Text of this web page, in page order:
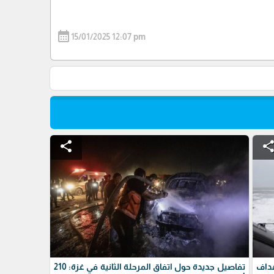
calendar_month 15/01/2025 12:07 pm
share
share
تفاصيل جديدة حول اتفاق المرحلة الثانية في غزة: 210